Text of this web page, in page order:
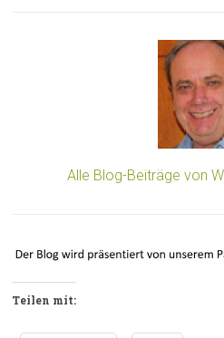
Alle Blog-Beiträge von
Teilen mit: